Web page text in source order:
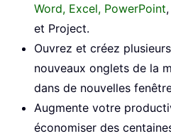
Word, Excel, PowerPoint
et Project.
Ouvrez et créez
nouveaux onglets de la
dans de nouvelles
Augmente votre
économiser des